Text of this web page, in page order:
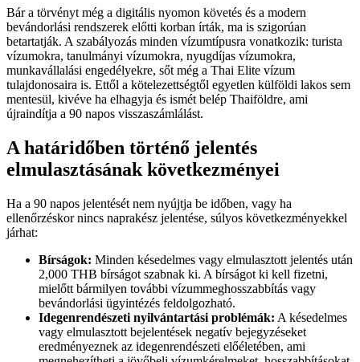
Bár a törvényt még a digitális nyomon követés és a modern
bevándorlási rendszerek előtti korban írták, ma is szigorúan
betartatják. A szabályozás minden vízumtípusra vonatkozik: turista
vízumokra, tanulmányi vízumokra, nyugdíjas vízumokra,
munkavállalási engedélyekre, sőt még a Thai Elite vízum
tulajdonosaira is. Ettől a kötelezettségtől egyetlen külföldi lakos sem
mentesül, kivéve ha elhagyja és ismét belép Thaiföldre, ami
újraindítja a 90 napos visszaszámlálást.
A határidőben történő jelentés
elmulasztásának következményei
Ha a 90 napos jelentését nem nyújtja be időben, vagy ha
ellenőrzéskor nincs naprakész jelentése, súlyos következményekkel
járhat:
Bírságok: Minden késedelmes vagy elmulasztott jelentés után
2,000 THB bírságot szabnak ki. A bírságot ki kell fizetni,
mielőtt bármilyen további vízummeghosszabbítás vagy
bevándorlási ügyintézés feldolgozható.
Idegenrendészeti nyilvántartási problémák: A késedelmes
vagy elmulasztott bejelentések negatív bejegyzéseket
eredményeznek az idegenrendészeti előéletében, ami